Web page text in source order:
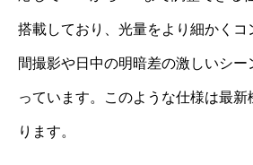
搭載しており、光量をより細かくコ
間撮影や日中の明暗差の激しいシ
っています。このような仕様は最
ります。